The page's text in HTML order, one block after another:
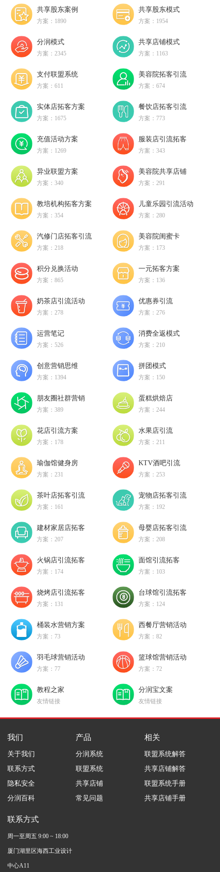
共享股东案例
方案：1890
共享股东模式
方案：1954
分润模式
方案：2345
共享店铺模式
方案：1163
支付联盟系统
方案：611
美容院拓客引流
方案：674
实体店拓客方案
方案：1675
餐饮店拓客引流
方案：773
充值活动方案
方案：1269
服装店引流拓客
方案：343
异业联盟方案
方案：340
美容院共享店铺
方案：291
教培机构拓客方案
方案：354
儿童乐园引流活动
方案：280
汽修门店拓客引流
方案：218
美容院闺蜜卡
方案：173
积分兑换活动
方案：865
一元拓客方案
方案：136
奶茶店引流活动
方案：278
优惠券引流
方案：276
运营笔记
方案：526
消费全返模式
方案：210
创意营销思维
方案：1394
拼团模式
方案：150
朋友圈社群营销
方案：389
蛋糕烘焙店
方案：244
花店引流方案
方案：178
水果店引流
方案：211
瑜伽馆健身房
方案：231
KTV酒吧引流
方案：253
茶叶店拓客引流
方案：161
宠物店拓客引流
方案：192
建材家居店拓客
方案：207
母婴店拓客引流
方案：208
火锅店引流拓客
方案：174
面馆引流拓客
方案：103
烧烤店引流拓客
方案：131
台球馆引流拓客
方案：124
桶装水营销方案
方案：73
西餐厅营销活动
方案：82
羽毛球营销活动
方案：77
篮球馆营销活动
方案：72
教程之家
友情链接
分润宝文案
友情链接
我们
关于我们
联系方式
隐私安全
分润百科
产品
分润系统
联盟系统
共享店铺
常见问题
相关
联盟系统解答
共享店铺解答
联盟系统手册
共享店铺手册
联系方式
周一至周五 9:00 ~ 18:00
厦门湖里区海西工业设计
中心A11